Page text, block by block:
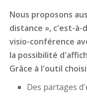
Nous proposons
distance », c'est-
visio-conférence
la possibilité
Grâce à l'outil
Des partages